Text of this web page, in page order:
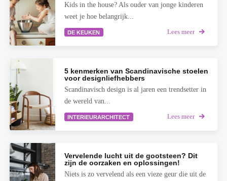
Kids in the house? Als ouder van jonge kinderen
weet je hoe belangrijk...
DE KEUKEN Lees meer
5 kenmerken van Scandinavische stoelen
voor designliefhebbers
Scandinavisch design is al jaren een trendsetter in
de wereld van...
INTERIEURARCHITECT Lees meer
Vervelende lucht uit de gootsteen? Dit
zijn de oorzaken en oplossingen!
Niets is zo vervelend als een vieze geur die uit de